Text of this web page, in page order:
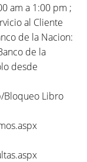
am a 1:00 pm ;
al Cliente
de la Nacion:
de la
desde
Bloqueo Libro